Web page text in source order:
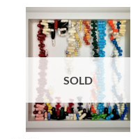
SOLD